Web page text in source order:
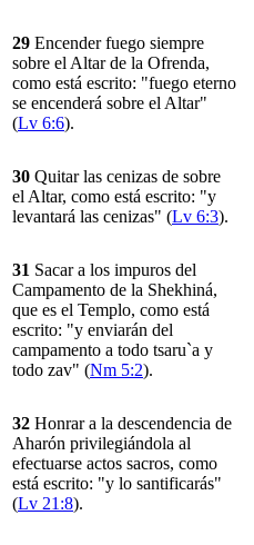
29 Encender fuego siempre
sobre el Altar de la Ofrenda,
como está escrito: "fuego eterno
se encenderá sobre el Altar"
(Lv 6:6).
30 Quitar las cenizas de sobre
el Altar, como está escrito: "y
levantará las cenizas" (Lv 6:3).
31 Sacar a los impuros del
Campamento de la Shekhiná,
que es el Templo, como está
escrito: "y enviarán del
campamento a todo tsaru`a y
todo zav" (Nm 5:2).
32 Honrar a la descendencia de
Aharón privilegiándola al
efectuarse actos sacros, como
está escrito: "y lo santificarás"
(Lv 21:8).